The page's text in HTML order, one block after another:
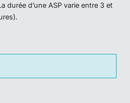
durée d’une ASP varie entre 3 et